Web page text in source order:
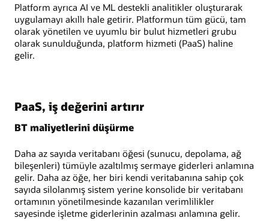
Platform ayrıca AI ve ML destekli analitikler oluşturarak
uygulamayı akıllı hale getirir. Platformun tüm gücü, tam
olarak yönetilen ve uyumlu bir bulut hizmetleri grubu
olarak sunulduğunda, platform hizmeti (PaaS) haline
gelir.
PaaS, iş değerini artırır
BT maliyetlerini düşürme
Daha az sayıda veritabanı öğesi (sunucu, depolama, ağ
bileşenleri) tümüyle azaltılmış sermaye giderleri anlamına
gelir. Daha az öğe, her biri kendi veritabanına sahip çok
sayıda silolanmış sistem yerine konsolide bir veritabanı
ortamının yönetilmesinde kazanılan verimlilikler
sayesinde işletme giderlerinin azalması anlamına gelir.